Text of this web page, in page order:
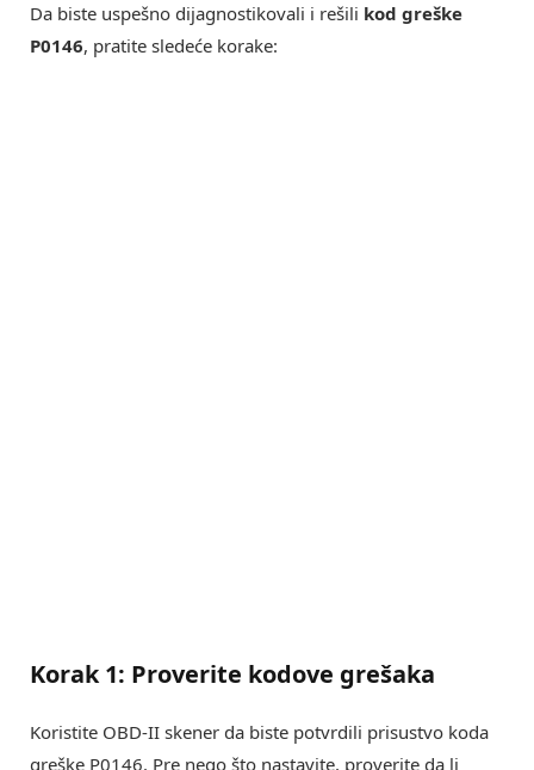
Da biste uspešno dijagnostikovali i rešili kod greške
P0146, pratite sledeće korake:
Korak 1: Proverite kodove grešaka
Koristite OBD-II skener da biste potvrdili prisustvo koda
greške P0146. Pre nego što nastavite, proverite da li